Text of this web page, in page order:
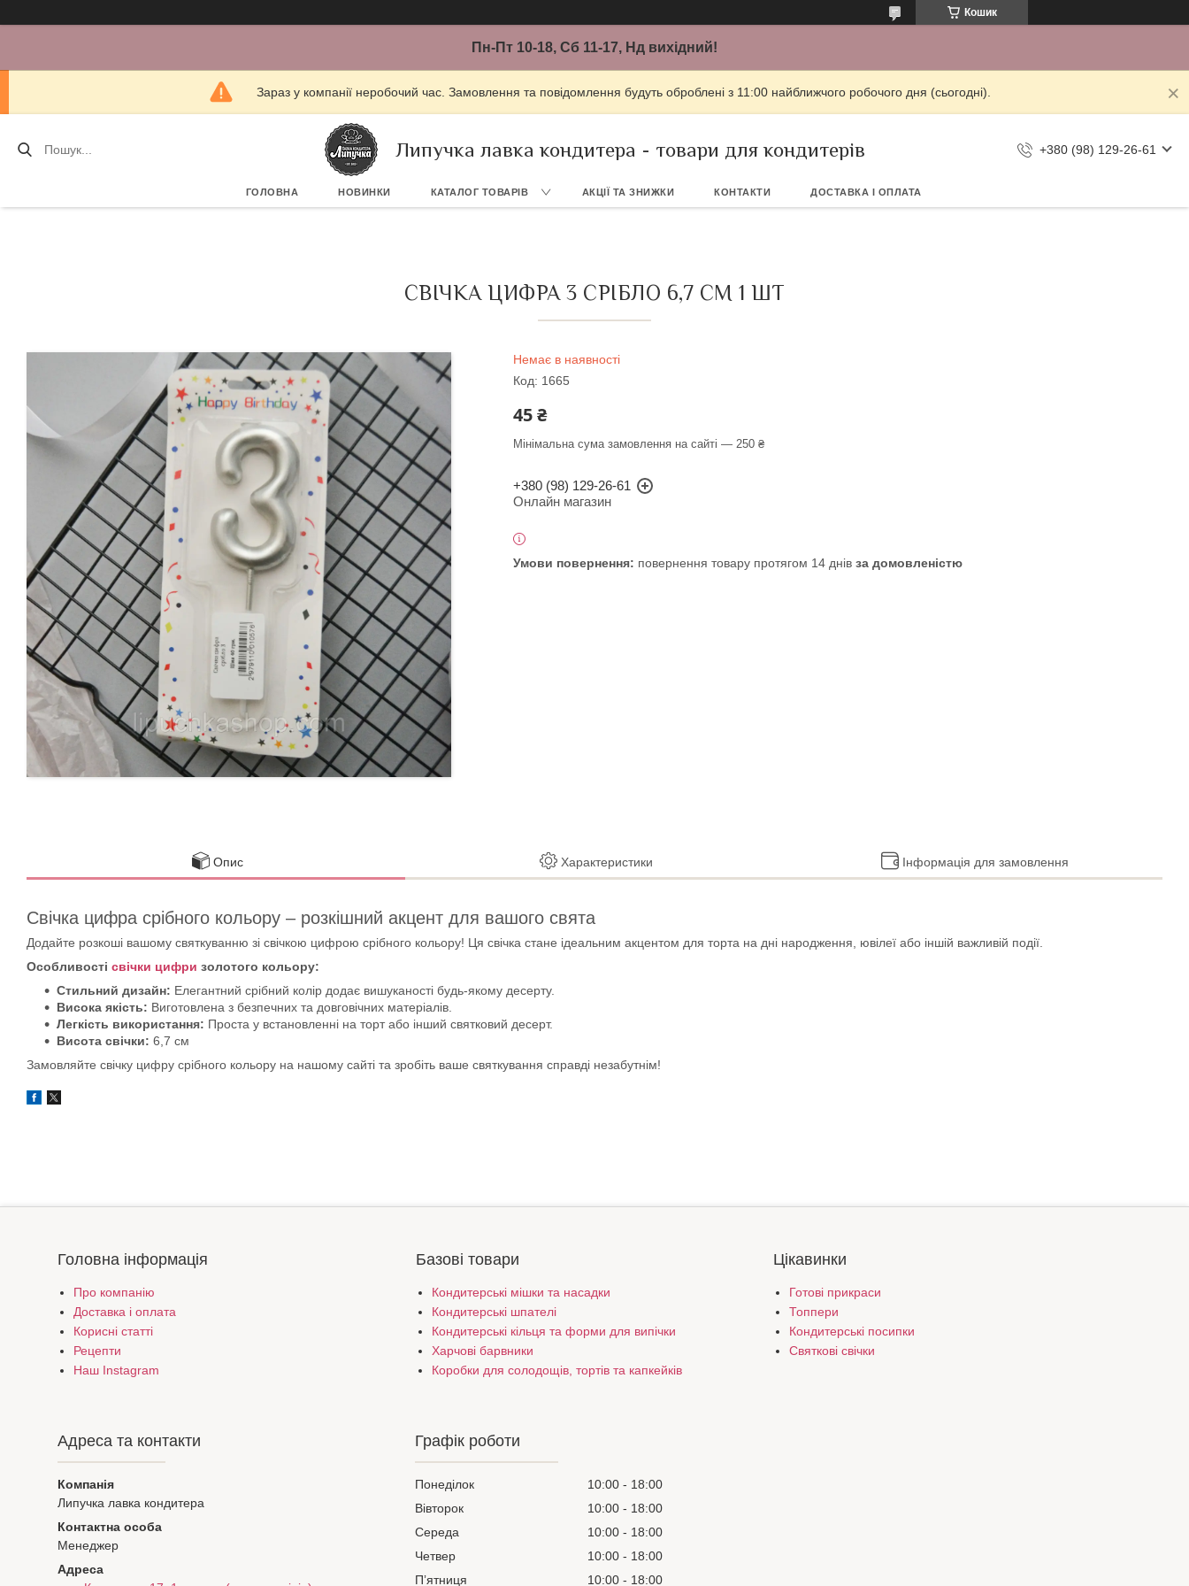
Кошик
Пн-Пт 10-18, Сб 11-17, Нд вихідний!
Зараз у компанії неробочий час. Замовлення та повідомлення будуть оброблені з 11:00 найближчого робочого дня (сьогодні).
Липучка лавка кондитера - товари для кондитерів +380 (98) 129-26-61
ГОЛОВНА НОВИНКИ КАТАЛОГ ТОВАРІВ АКЦІЇ ТА ЗНИЖКИ КОНТАКТИ ДОСТАВКА І ОПЛАТА
СВІЧКА ЦИФРА 3 СРІБЛО 6,7 СМ 1 ШТ
Немає в наявності
Код: 1665
45 ₴
Мінімальна сума замовлення на сайті — 250 ₴
+380 (98) 129-26-61
Онлайн магазин
повернення товару протягом 14 днів за домовленістю
Опис Характеристики Інформація для замовлення
Свічка цифра срібного кольору – розкішний акцент для вашого свята
Додайте розкоші вашому святкуванню зі свічкою цифрою срібного кольору! Ця свічка стане ідеальним акцентом для торта на дні народження, ювілеї або іншій важливій події.
Особливості свічки цифри золотого кольору:
Стильний дизайн: Елегантний срібний колір додає вишуканості будь-якому десерту.
Висока якість: Виготовлена з безпечних та довговічних матеріалів.
Легкість використання: Проста у встановленні на торт або інший святковий десерт.
Висота свічки: 6,7 см
Замовляйте свічку цифру срібного кольору на нашому сайті та зробіть ваше святкування справді незабутнім!
Головна інформація
Про компанію
Доставка і оплата
Корисні статті
Рецепти
Наш Instagram
Базові товари
Кондитерські мішки та насадки
Кондитерські шпателі
Кондитерські кільця та форми для випічки
Харчові барвники
Коробки для солодощів, тортів та капкейків
Цікавинки
Готові прикраси
Топпери
Кондитерські посипки
Святкові свічки
Адреса та контакти
Липучка лавка кондитера
Менеджер
Графік роботи
Понеділок 10:00
18:00
Вівторок
10:00
18:00
Середа
10:00
18:00
Четвер
10:00
18:00
Пʼятниця
10:00 18:00